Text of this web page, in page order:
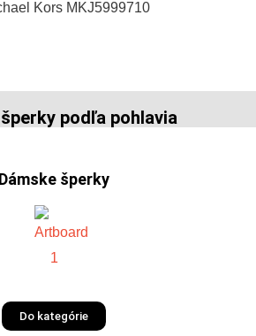
podľa pohlavia
Dámske šperky
Do kategórie